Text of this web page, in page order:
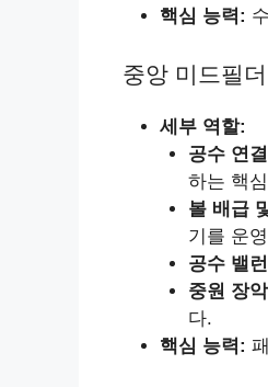
핵심 능력:
중앙 미드필
세부 역할:
공수 연
하는 핵
볼 배급
기를 운
공수 밸
중원 장
다.
핵심 능력: